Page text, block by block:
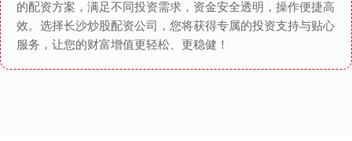
的配资方案，满足不同投资需求，资金安全透明，操作便捷高
效。选择长沙炒股配资公司，您将获得专属的投资支持与贴心
服务，让您的财富增值更轻松、更稳健！